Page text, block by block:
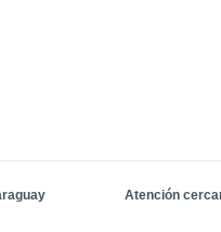
Atención